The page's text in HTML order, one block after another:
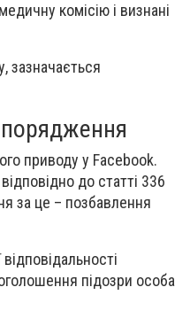
комісію і визнані
зазначається
приводу у Facebook.
до статті 336
за це – позбавлення
підозри особа